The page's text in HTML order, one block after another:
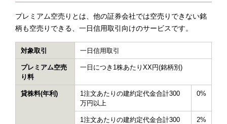
プレミアム空売りとは、他の証券会社では空売りできない銘
柄も空売りできる、一日信用取引向けのサービスです。
対象取引 一日信用取引
プレミアム空売
り料
一日につき1株あたりXX円(銘柄別)
貸株料(年利)
1注文あたりの建約定代金合計300
万円以上
0%
1注文あたりの建約定代金合計300
2%